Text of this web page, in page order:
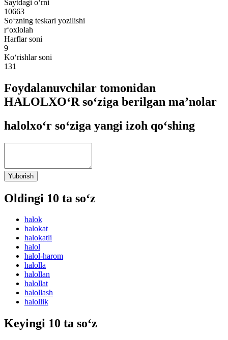
Saytdagi o‘rni
10663
So‘zning teskari yozilishi
r‘oxlolah
Harflar soni
9
Ko‘rishlar soni
131
Foydalanuvchilar tomonidan
HALOLXO‘R so‘ziga berilgan ma’nolar
halolxo‘r so‘ziga yangi izoh qo‘shing
Yuborish
Oldingi 10 ta so‘z
halok
halokat
halokatli
halol
halol-harom
halolla
halollan
halollat
halollash
halollik
Keyingi 10 ta so‘z